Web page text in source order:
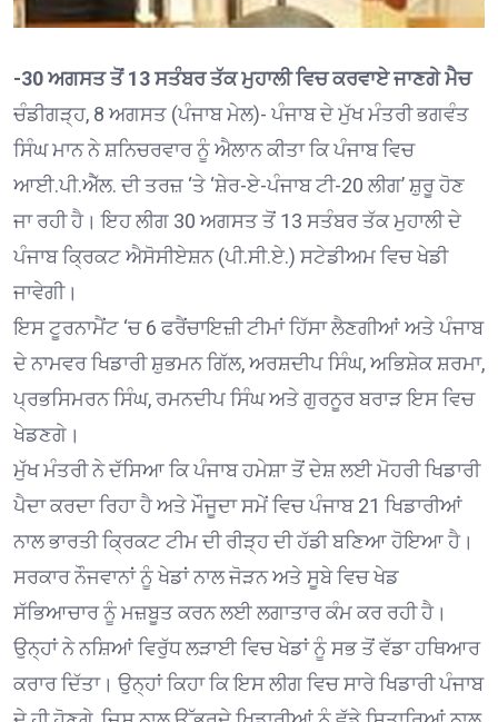
-30 ਅਗਸਤ ਤੋਂ 13 ਸਤੰਬਰ ਤੱਕ ਮੁਹਾਲੀ ਵਿਚ ਕਰਵਾਏ ਜਾਣਗੇ ਮੈਚ
ਚੰਡੀਗੜ੍ਹ, 8 ਅਗਸਤ (ਪੰਜਾਬ ਮੇਲ)- ਪੰਜਾਬ ਦੇ ਮੁੱਖ ਮੰਤਰੀ ਭਗਵੰਤ
ਸਿੰਘ ਮਾਨ ਨੇ ਸ਼ਨਿਚਰਵਾਰ ਨੂੰ ਐਲਾਨ ਕੀਤਾ ਕਿ ਪੰਜਾਬ ਵਿਚ
ਆਈ.ਪੀ.ਐੱਲ. ਦੀ ਤਰਜ਼ ‘ਤੇ ‘ਸ਼ੇਰ-ਏ-ਪੰਜਾਬ ਟੀ-20 ਲੀਗ’ ਸ਼ੁਰੂ ਹੋਣ
ਜਾ ਰਹੀ ਹੈ। ਇਹ ਲੀਗ 30 ਅਗਸਤ ਤੋਂ 13 ਸਤੰਬਰ ਤੱਕ ਮੁਹਾਲੀ ਦੇ
ਪੰਜਾਬ ਕ੍ਰਿਕਟ ਐਸੋਸੀਏਸ਼ਨ (ਪੀ.ਸੀ.ਏ.) ਸਟੇਡੀਅਮ ਵਿਚ ਖੇਡੀ
ਜਾਵੇਗੀ।
ਇਸ ਟੂਰਨਾਮੈਂਟ ‘ਚ 6 ਫਰੈਂਚਾਇਜ਼ੀ ਟੀਮਾਂ ਹਿੱਸਾ ਲੈਣਗੀਆਂ ਅਤੇ ਪੰਜਾਬ
ਦੇ ਨਾਮਵਰ ਖਿਡਾਰੀ ਸ਼ੁਭਮਨ ਗਿੱਲ, ਅਰਸ਼ਦੀਪ ਸਿੰਘ, ਅਭਿਸ਼ੇਕ ਸ਼ਰਮਾ,
ਪ੍ਰਭਸਿਮਰਨ ਸਿੰਘ, ਰਮਨਦੀਪ ਸਿੰਘ ਅਤੇ ਗੁਰਨੂਰ ਬਰਾੜ ਇਸ ਵਿਚ
ਖੇਡਣਗੇ।
ਮੁੱਖ ਮੰਤਰੀ ਨੇ ਦੱਸਿਆ ਕਿ ਪੰਜਾਬ ਹਮੇਸ਼ਾ ਤੋਂ ਦੇਸ਼ ਲਈ ਮੋਹਰੀ ਖਿਡਾਰੀ
ਪੈਦਾ ਕਰਦਾ ਰਿਹਾ ਹੈ ਅਤੇ ਮੌਜੂਦਾ ਸਮੇਂ ਵਿਚ ਪੰਜਾਬ 21 ਖਿਡਾਰੀਆਂ
ਨਾਲ ਭਾਰਤੀ ਕ੍ਰਿਕਟ ਟੀਮ ਦੀ ਰੀੜ੍ਹ ਦੀ ਹੱਡੀ ਬਣਿਆ ਹੋਇਆ ਹੈ।
ਸਰਕਾਰ ਨੌਜਵਾਨਾਂ ਨੂੰ ਖੇਡਾਂ ਨਾਲ ਜੋੜਨ ਅਤੇ ਸੂਬੇ ਵਿਚ ਖੇਡ
ਸੱਭਿਆਚਾਰ ਨੂੰ ਮਜ਼ਬੂਤ ਕਰਨ ਲਈ ਲਗਾਤਾਰ ਕੰਮ ਕਰ ਰਹੀ ਹੈ।
ਉਨ੍ਹਾਂ ਨੇ ਨਸ਼ਿਆਂ ਵਿਰੁੱਧ ਲੜਾਈ ਵਿਚ ਖੇਡਾਂ ਨੂੰ ਸਭ ਤੋਂ ਵੱਡਾ ਹਥਿਆਰ
ਕਰਾਰ ਦਿੱਤਾ। ਉਨ੍ਹਾਂ ਕਿਹਾ ਕਿ ਇਸ ਲੀਗ ਵਿਚ ਸਾਰੇ ਖਿਡਾਰੀ ਪੰਜਾਬ